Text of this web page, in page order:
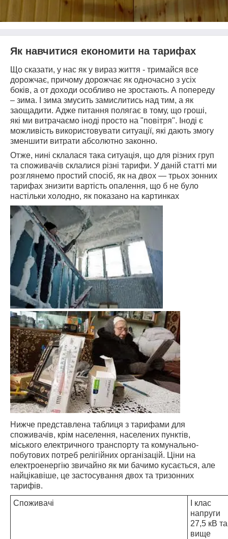
Як навчитися економити на тарифах
Що сказати, у нас як у вираз життя - тримайся все
дорожчає, причому дорожчає як одночасно з усіх
боків, а от доходи особливо не зростають. А попереду
– зима. І зима змусить замислитись над тим, а як
заощадити. Адже питання полягає в тому, що гроші,
які ми витрачаємо іноді просто на "повітря". Іноді є
можливість використовувати ситуації, які дають змогу
зменшити витрати абсолютно законно.
Отже, нині склалася така ситуація, що для різних груп
та споживачів склалися різні тарифи. У даній статті ми
розглянемо простий спосіб, як на двох ― трьох зонних
тарифах знизити вартість опалення, що б не було
настільки холодно, як показано на картинках
Нижче представлена таблиця з тарифами для
споживачів, крім населення, населених пунктів,
міського електричного транспорту та комунально-
побутових потреб релігійних організацій. Ціни на
електроенергію звичайно як ми бачимо кусається, але
найцікавіше, це застосування двох та тризонних
тарифів.
Споживачі
І клас
напруги
27,5 кВ та
вище